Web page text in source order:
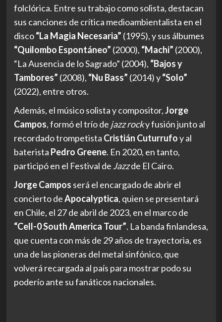
folclórica. Entre su trabajo como solista, destacan
sus canciones de crítica medioambientalista en el
disco“La Magia Necesaria” (1995), y sus álbumes
“Quilombo Espontáneo” (2000), “Machi” (2000),
“La Ausencia de lo Sagrado” (2004), “Bajos y
Tambores” (2008), “Nu Bass” (2014) y“Solo”
(2022), entre otros.
Además, el músico solista y compositor,Jorge
Campos, formó el trío de jazz rocky fusión junto al
recordado trompetista Cristián Cuturrufoy al
baterista Pedro Greene. En 2020, en tanto,
participó en el Festival de Jazzde El Cairo.
Jorge Campos será el encargado de abrir el
concierto deApocalyptica, quien se presentará
en Chile, el 27 de abril de 2023, en el marco de
“Cell-0 South America Tour”. La banda finlandesa,
que cuenta con más de 29 años de trayectoria, es
una de las pioneras del metal sinfónico, que
volverá recargada al país para mostrar podo su
poderío ante su fanáticos nacionales.